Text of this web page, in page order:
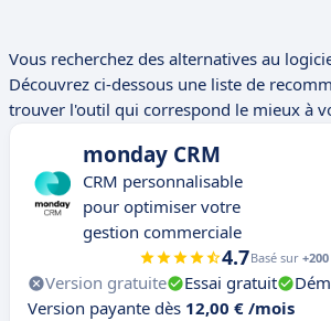
Vous recherchez des alternatives au
Découvrez ci-dessous une liste de
trouver l'outil qui correspond le mieux à
monday CRM
CRM personnalisable
pour optimiser votre
gestion commerciale
4.7Basé sur
Version gratuite Essai gratuit
Version payante dès 12,00 € /mois